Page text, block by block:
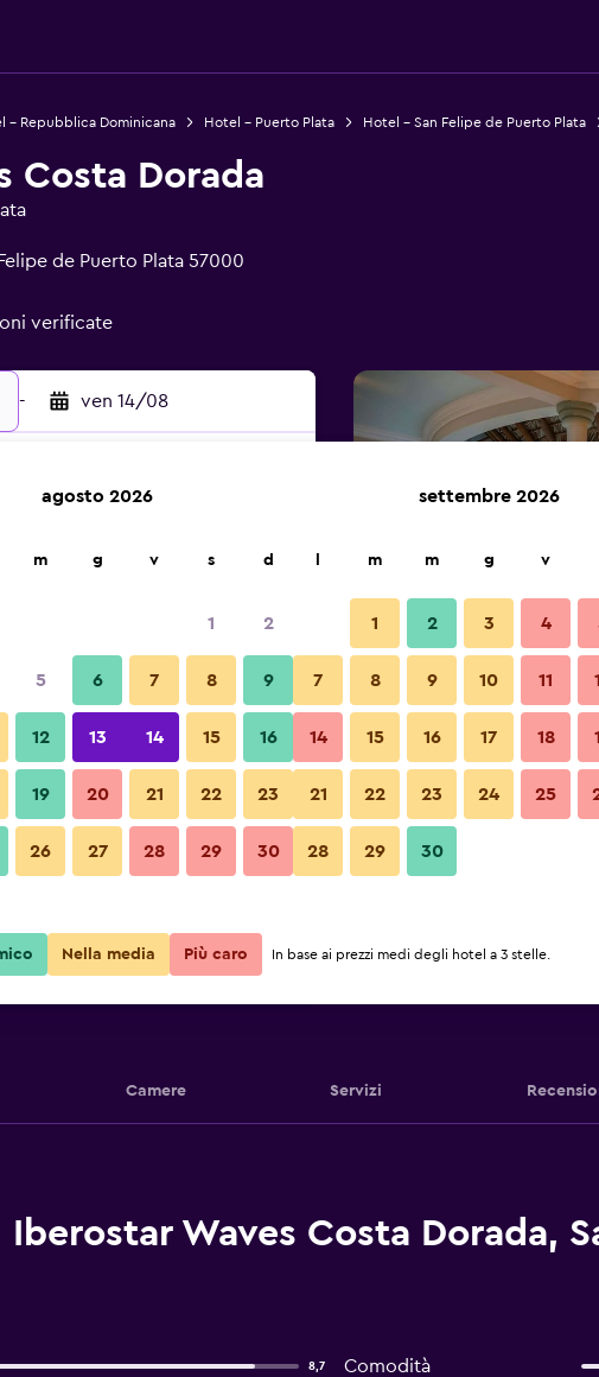
- Repubblica Dominicana Hotel - Puerto Plata Hotel - San Felipe de Puerto Plata
Costa Dorada
de Puerto Plata 57000
verificate
- ven 14/08
più conveniente
Totale notte
112 € Visualizza offerta
130 € Visualizza offerta
Costa Dorada
Ingresso
Foto di Iberostar Waves Costa Dorada
Camere Servizi
Waves Costa Dorada,
8,7 Comodità
agosto 2026
m g v s d
1 2
5 6 7 8 9
12 13 14 15 16
19 20 21 22 23
26 27 28 29 30
settembre 2026
m m g v
1 2 3 4
7 8 9 10 11
14 15 16 17 18
21 22 23 24 25
28 29 30
Nella media Più caro In base ai prezzi medi degli hotel a 3 stelle.